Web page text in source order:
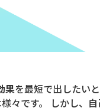
果を最短で出したい
々です。 しかし、